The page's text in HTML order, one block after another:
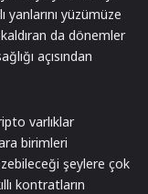
yanlarını yüzümüze
da dönemler
açısından
varlıklar
birimleri
şeylere çok
kontratların